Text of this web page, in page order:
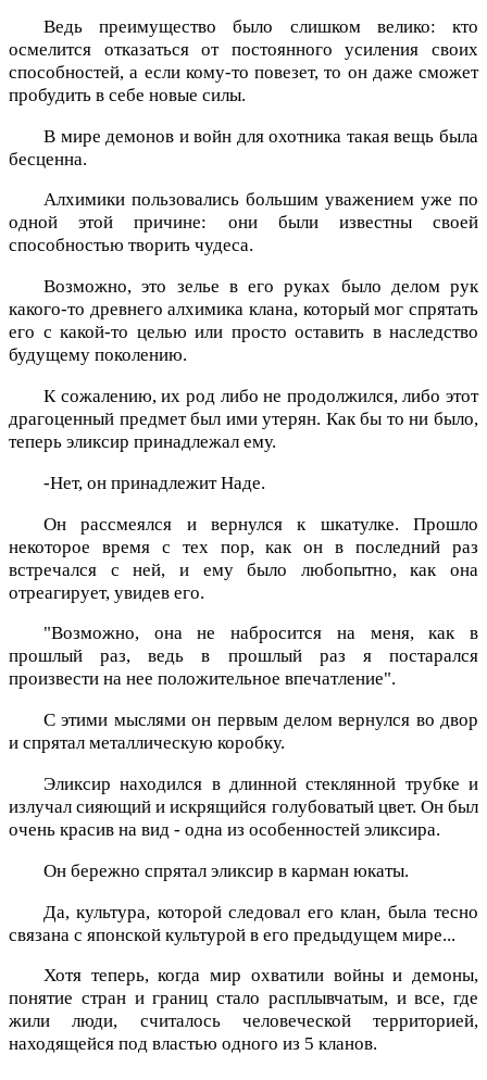
Ведь преимущество было слишком велико: кто
осмелится отказаться от постоянного усиления своих
способностей, а если кому-то повезет, то он даже сможет
пробудить в себе новые силы.
В мире демонов и войн для охотника такая вещь была
бесценна.
Алхимики пользовались большим уважением уже по
одной этой причине: они были известны своей
способностью творить чудеса.
Возможно, это зелье в его руках было делом рук
какого-то древнего алхимика клана, который мог спрятать
его с какой-то целью или просто оставить в наследство
будущему поколению.
К сожалению, их род либо не продолжился, либо этот
драгоценный предмет был ими утерян. Как бы то ни было,
теперь эликсир принадлежал ему.
-Нет, он принадлежит Наде.
Он рассмеялся и вернулся к шкатулке. Прошло
некоторое время с тех пор, как он в последний раз
встречался с ней, и ему было любопытно, как она
отреагирует, увидев его.
"Возможно, она не набросится на меня, как в
прошлый раз, ведь в прошлый раз я постарался
произвести на нее положительное впечатление".
С этими мыслями он первым делом вернулся во двор
и спрятал металлическую коробку.
Эликсир находился в длинной стеклянной трубке и
излучал сияющий и искрящийся голубоватый цвет. Он был
очень красив на вид - одна из особенностей эликсира.
Он бережно спрятал эликсир в карман юкаты.
Да, культура, которой следовал его клан, была тесно
связана с японской культурой в его предыдущем мире...
Хотя теперь, когда мир охватили войны и демоны,
понятие стран и границ стало расплывчатым, и все, где
жили люди, считалось человеческой территорией,
находящейся под властью одного из 5 кланов.